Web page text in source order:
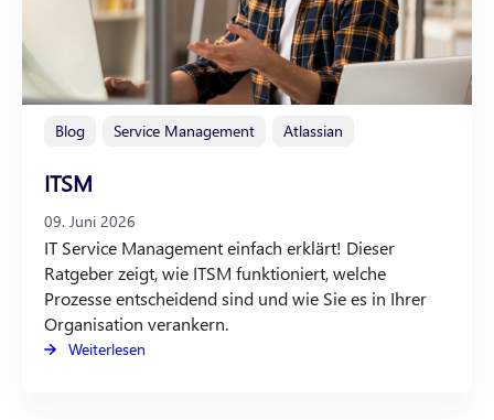
Blog Service Management Atlassian
ITSM
09. Juni 2026
IT Service Management einfach erklärt! Dieser
Ratgeber zeigt, wie ITSM funktioniert, welche
Prozesse entscheidend sind und wie Sie es in Ihrer
Organisation verankern.
Weiterlesen